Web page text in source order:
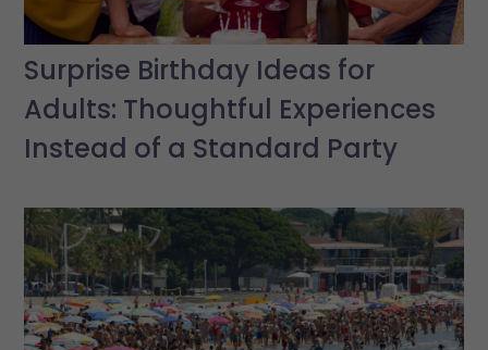
Surprise Birthday Ideas for
Adults: Thoughtful Experiences
Instead of a Standard Party